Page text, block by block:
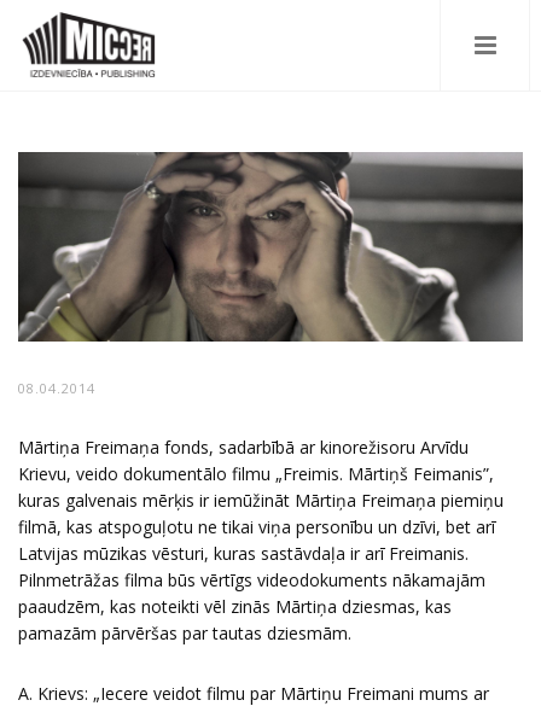
08.04.2014
Mārtiņa Freimaņa fonds, sadarbībā ar kinorežisoru Arvīdu
Krievu, veido dokumentālo filmu „Freimis. Mārtiņš Feimanis”,
kuras galvenais mērķis ir iemūžināt Mārtiņa Freimaņa piemiņu
filmā, kas atspoguļotu ne tikai viņa personību un dzīvi, bet arī
Latvijas mūzikas vēsturi, kuras sastāvdaļa ir arī Freimanis.
Pilnmetrāžas filma būs vērtīgs videodokuments nākamajām
paaudzēm, kas noteikti vēl zinās Mārtiņa dziesmas, kas
pamazām pārvēršas par tautas dziesmām.
A. Krievs: „Iecere veidot filmu par Mārtiņu Freimani mums ar